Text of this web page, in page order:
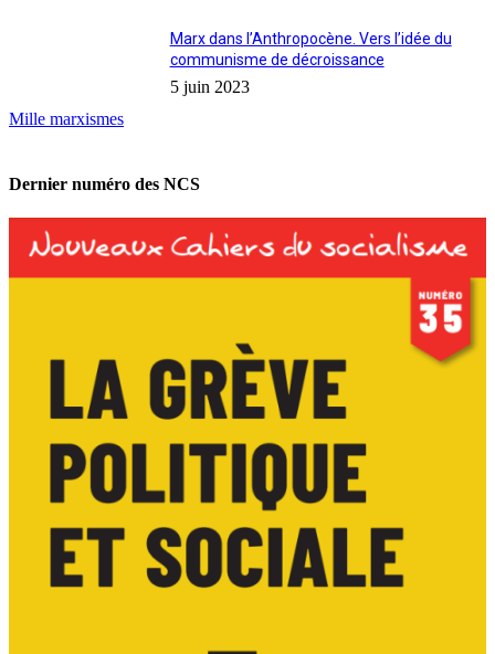
Mille marxismes
Marx dans l’Anthropocène. Vers l’idée du
communisme de décroissance
5 juin 2023
Dernier numéro des NCS